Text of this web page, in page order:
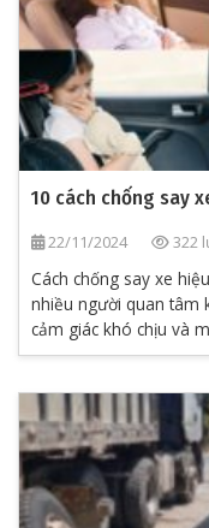
10 cách chống say
22/11/2024 322
Cách chống say xe
nhiều người quan tâm
cảm giác khó chịu và